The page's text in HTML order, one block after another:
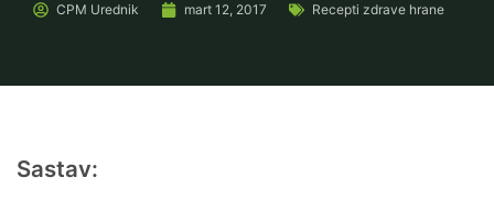
CPM Urednik mart 12, 2017 Recepti zdrave hrane
Sastav: